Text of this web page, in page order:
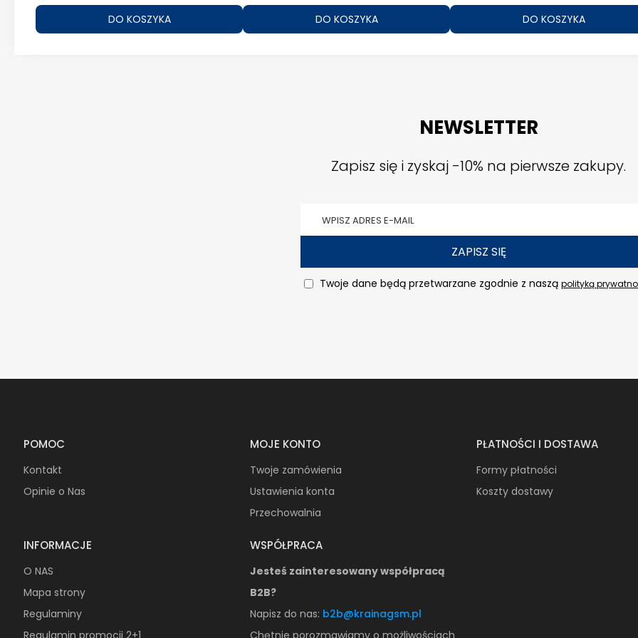
DO KOSZYKA DO KOSZYKA DO
NEWSLETTER
Zapisz się i zyskaj -10% na pierwsze zakupy.
ZAPISZ SIĘ
Twoje dane będą przetwarzane zgodnie z naszą polityką
POMOC
Kontakt
Opinie o Nas
MOJE KONTO
Twoje zamówienia
Ustawienia konta
Przechowalnia
PŁATNOŚCI I DOSTAWA
Formy płatności
Koszty dostawy
INFORMACJE
O NAS
Mapa strony
Regulaminy
WSPÓŁPRACA
Jesteś zainteresowany współpracą
B2B?
Napisz do nas: b2b@krainagsm.pl